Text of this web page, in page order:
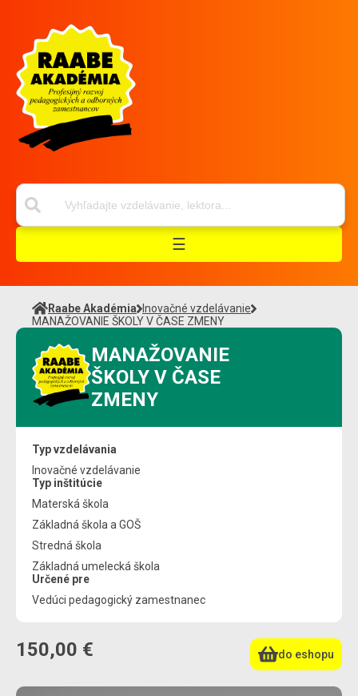
☰
Raabe Akadémia
Inovačné vzdelávanie
MANAŽOVANIE ŠKOLY V ČASE ZMENY
MANAŽOVANIE
ŠKOLY V ČASE
ZMENY
Typ vzdelávania
Inovačné vzdelávanie
Typ inštitúcie
Materská škola
Základná škola a GOŠ
Stredná škola
Základná umelecká škola
Určené pre
Vedúci pedagogický zamestnanec
150,00 € do eshopu